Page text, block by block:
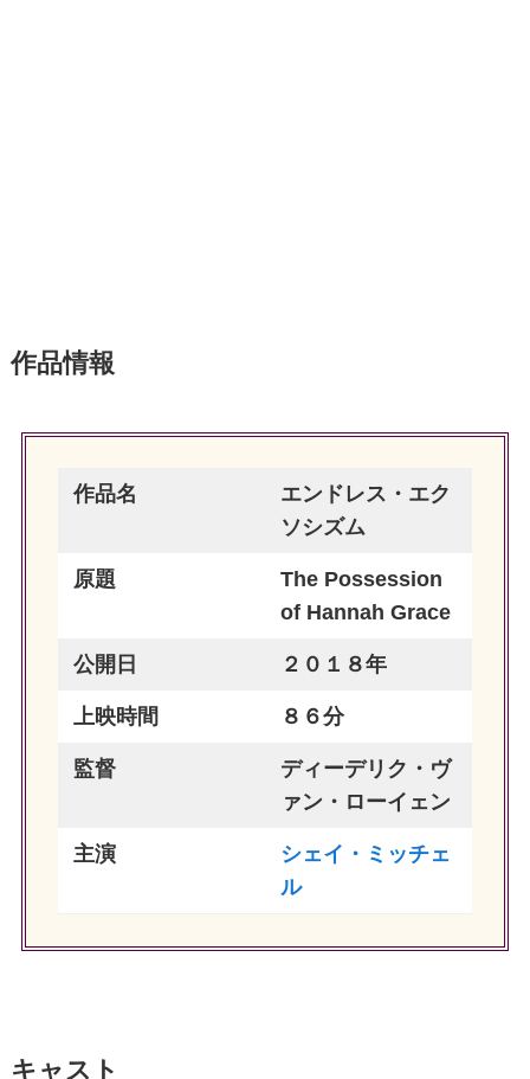
作品情報
作品名
エンドレス・エク
ソシズム
原題
The Possession
of Hannah Grace
公開日 ２０１８年
上映時間 ８６分
監督
ディーデリク・ヴ
ァン・ローイェン
主演
シェイ・ミッチェ
ル
キャスト